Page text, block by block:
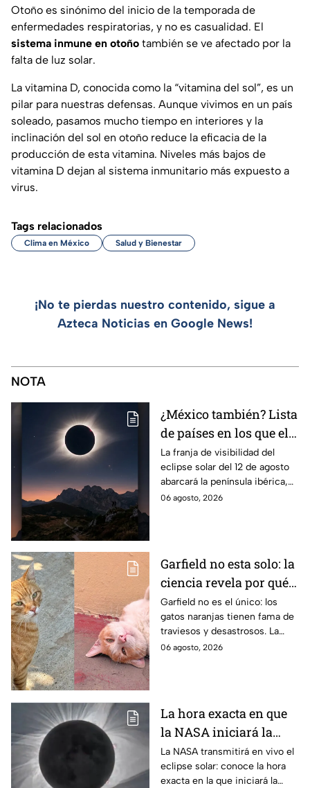
Otoño es sinónimo del inicio de la temporada de
enfermedades respiratorias, y no es casualidad. El
sistema inmune en otoño también se ve afectado por la
falta de luz solar.
La vitamina D, conocida como la “vitamina del sol”, es un
pilar para nuestras defensas. Aunque vivimos en un país
soleado, pasamos mucho tiempo en interiores y la
inclinación del sol en otoño reduce la eficacia de la
producción de esta vitamina. Niveles más bajos de
vitamina D dejan al sistema inmunitario más expuesto a
virus.
Tags relacionados
Clima en México Salud y Bienestar
¡No te pierdas nuestro contenido, sigue a
Azteca Noticias en Google News!
NOTA
¿México también? Lista
de países en los que el
12 de agosto se verá el
eclipse solar total y en
los que será parcial
La franja de visibilidad del
eclipse solar del 12 de agosto
abarcará la península ibérica,
por lo que solo podrá
06 agosto, 2026
Garfield no esta solo: la
ciencia revela por qué
los gatos naranjas
tienen tanta fama de
hacer "desastres"
Garfield no es el único: los
gatos naranjas tienen fama de
traviesos y desastrosos. La
ciencia explica qué hay detrás
06 agosto, 2026
La hora exacta en que
la NASA iniciará la
transmisión en vivo
del eclipse solar
La NASA transmitirá en vivo el
eclipse solar: conoce la hora
exacta en la que iniciará la